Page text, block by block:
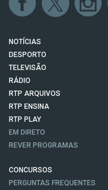
NOTÍCIAS
DESPORTO
TELEVISÃO
RÁDIO
RTP ARQUIVOS
RTP ENSINA
RTP PLAY
EM DIRETO
REVER PROGRAMAS
CONCURSOS
PERGUNTAS FREQUENTES